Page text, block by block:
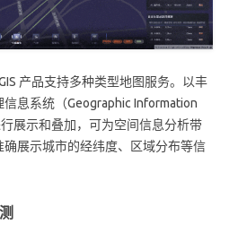
产品支持多种类型地图服务。以丰
息系统（Geographic Information
展示和叠加，可为空间信息分析带
展示城市的经纬度、区域分布等信